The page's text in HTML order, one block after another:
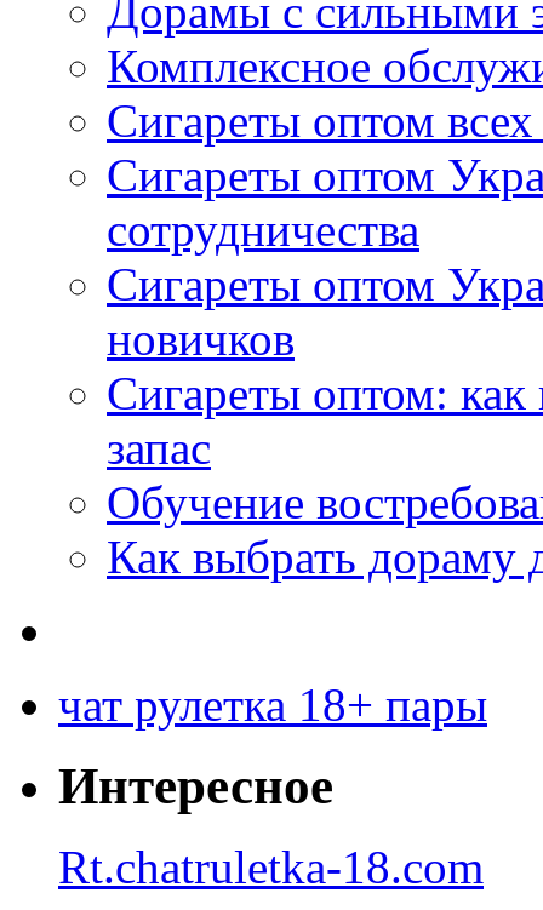
Дорамы с сильными
Комплексное
Сигареты оптом
Сигареты оптом
сотрудничества
Сигареты оптом
новичков
Сигареты оптом:
запас
Обучение
Как выбрать дораму
чат рулетка 18+ пары
Интересное
Rt.chatruletka-18.com